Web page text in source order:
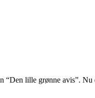
“Den lille grønne avis”.